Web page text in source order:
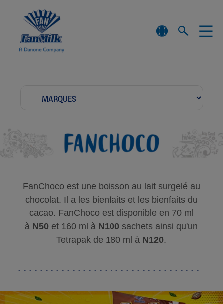
FanChoco est une boisson au lait surgelé au
chocolat. Il a les bienfaits et les bienfaits du
cacao. FanChoco est disponible en 70 ml
à N50 et 160 ml à N100 sachets ainsi qu'un
Tetrapak de 180 ml à N120.​